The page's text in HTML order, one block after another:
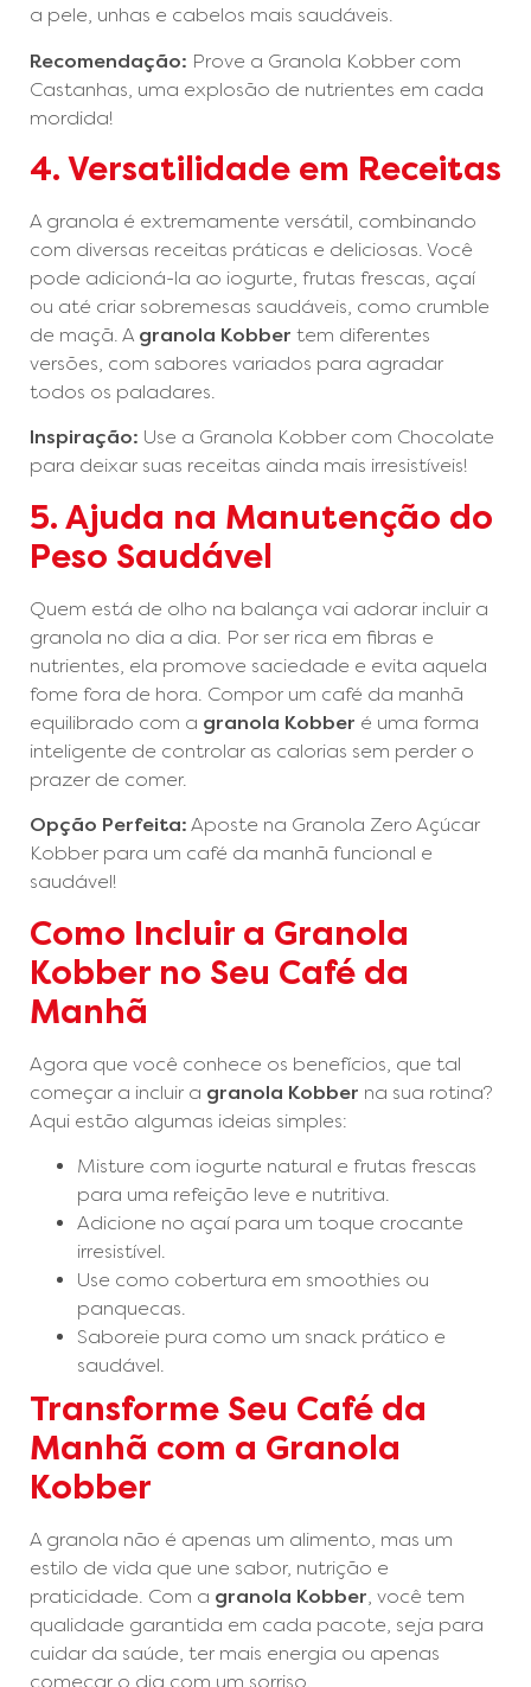
a pele, unhas e cabelos mais saudáveis.
Recomendação: Prove a Granola Kobber com
Castanhas, uma explosão de nutrientes em cada
mordida!
4. Versatilidade em Receitas
A granola é extremamente versátil, combinando
com diversas receitas práticas e deliciosas. Você
pode adicioná-la ao iogurte, frutas frescas, açaí
ou até criar sobremesas saudáveis, como crumble
de maçã. A granola Kobber tem diferentes
versões, com sabores variados para agradar
todos os paladares.
Inspiração: Use a Granola Kobber com Chocolate
para deixar suas receitas ainda mais irresistíveis!
5. Ajuda na Manutenção do
Peso Saudável
Quem está de olho na balança vai adorar incluir a
granola no dia a dia. Por ser rica em fibras e
nutrientes, ela promove saciedade e evita aquela
fome fora de hora. Compor um café da manhã
equilibrado com a granola Kobber é uma forma
inteligente de controlar as calorias sem perder o
prazer de comer.
Opção Perfeita: Aposte na Granola Zero Açúcar
Kobber para um café da manhã funcional e
saudável!
Como Incluir a Granola
Kobber no Seu Café da
Manhã
Agora que você conhece os benefícios, que tal
começar a incluir a granola Kobber na sua rotina?
Aqui estão algumas ideias simples:
Misture com iogurte natural e frutas frescas
para uma refeição leve e nutritiva.
Adicione no açaí para um toque crocante
irresistível.
Use como cobertura em smoothies ou
panquecas.
Saboreie pura como um snack prático e
saudável.
Transforme Seu Café da
Manhã com a Granola
Kobber
A granola não é apenas um alimento, mas um
estilo de vida que une sabor, nutrição e
praticidade. Com a granola Kobber, você tem
qualidade garantida em cada pacote, seja para
cuidar da saúde, ter mais energia ou apenas
começar o dia com um sorriso.